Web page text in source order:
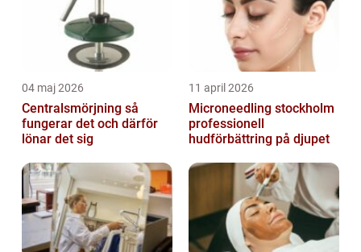
04 maj 2026
Centralsmörjning så
fungerar det och därför
lönar det sig
11 april 2026
Microneedling stockholm
professionell
hudförbättring på djupet